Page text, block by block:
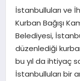
SIYASET
SPOR
TEKNOLOJI
İstanbulluları ve
Kurban Bağışı
Belediyesi,
düzenlediği
bu yıl da ihtiyaç
İstanbulluları bir